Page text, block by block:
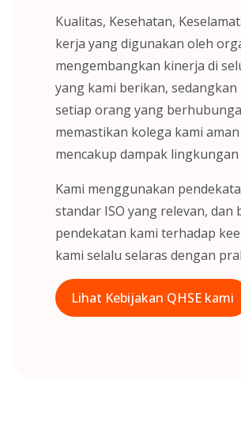
Kualitas, Kesehatan,
kerja yang digunakan oleh
mengembangkan kinerja di
yang kami berikan,
setiap orang yang
memastikan kolega kami
mencakup dampak
Kami menggunakan
standar ISO yang relevan,
pendekatan kami terhadap
kami selalu selaras dengan
Lihat Kebijakan QHSE kami